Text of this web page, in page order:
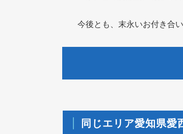
今後とも、末永いお付き合
同じエリア愛知県愛